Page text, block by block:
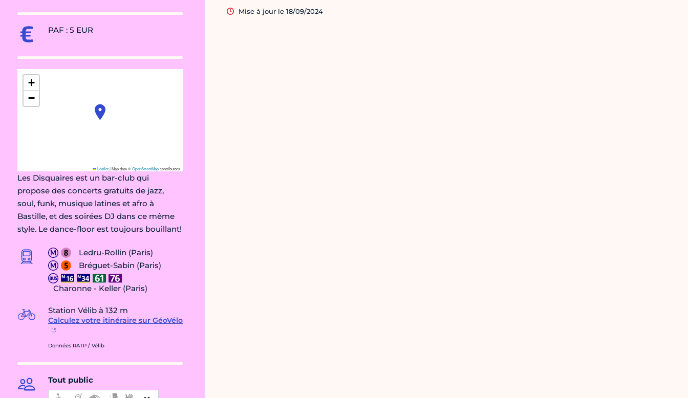
PAF : 5 EUR
+
−
Leaflet|Map data ©OpenStreetMapcontributors
Les Disquaires est un bar-club qui
propose des concerts gratuits de jazz,
soul, funk, musique latines et afro à
Bastille, et des soirées DJ dans ce même
style. Le dance-floor est toujours bouillant!
Ledru-Rollin (Paris)
Bréguet-Sabin (Paris)
Charonne - Keller (Paris)
Station Vélib à 132 m
Calculez votre itinéraire sur GéoVélo
Données RATP / Vélib
Tout public
Mise à jour le 18/09/2024